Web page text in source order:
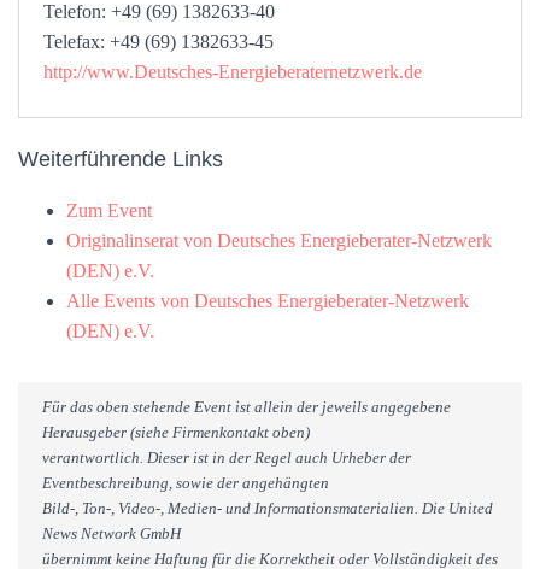
Telefon: +49 (69) 1382633-40
Telefax: +49 (69) 1382633-45
http://www.Deutsches-Energieberaternetzwerk.de
Weiterführende Links
Zum Event
Originalinserat von Deutsches Energieberater-Netzwerk
(DEN) e.V.
Alle Events von Deutsches Energieberater-Netzwerk
(DEN) e.V.
Für das oben stehende Event ist allein der jeweils angegebene
Herausgeber (siehe Firmenkontakt oben)
verantwortlich. Dieser ist in der Regel auch Urheber der
Eventbeschreibung, sowie der angehängten
Bild-, Ton-, Video-, Medien- und Informationsmaterialien. Die United
News Network GmbH
übernimmt keine Haftung für die Korrektheit oder Vollständigkeit des